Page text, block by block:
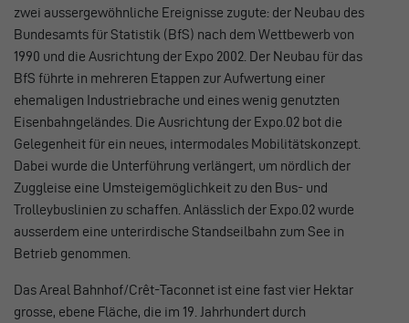
zwei aussergewöhnliche Ereignisse zugute: der Neubau des
Bundesamts für Statistik (BfS) nach dem Wettbewerb von
1990 und die Ausrichtung der Expo 2002. Der Neubau für das
BfS führte in mehreren Etappen zur Aufwertung einer
ehemaligen Industriebrache und eines wenig genutzten
Eisenbahngeländes. Die Ausrichtung der Expo.02 bot die
Gelegenheit für ein neues, intermodales Mobilitätskonzept.
Dabei wurde die Unterführung verlängert, um nördlich der
Zuggleise eine Umsteigemöglichkeit zu den Bus- und
Trolleybuslinien zu schaffen. Anlässlich der Expo.02 wurde
ausserdem eine unterirdische Standseilbahn zum See in
Betrieb genommen.
Das Areal Bahnhof/Crêt-Taconnet ist eine fast vier Hektar
grosse, ebene Fläche, die im 19. Jahrhundert durch